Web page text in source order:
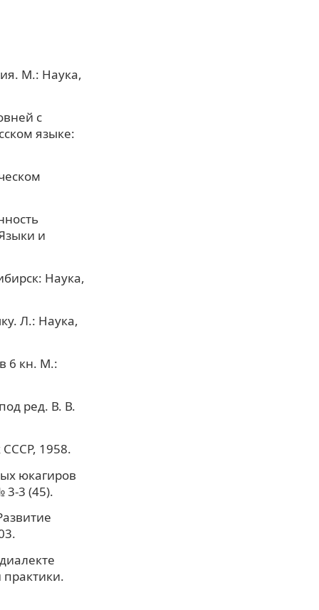
М.: Наука,
с
языке:
и
Наука,
Л.: Наука,
6 кн. М.:
ред. В. В.
1958.
юкагиров
3-3 (45).